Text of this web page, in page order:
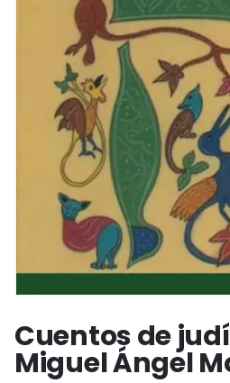
Cuentos de
Miguel Ángel